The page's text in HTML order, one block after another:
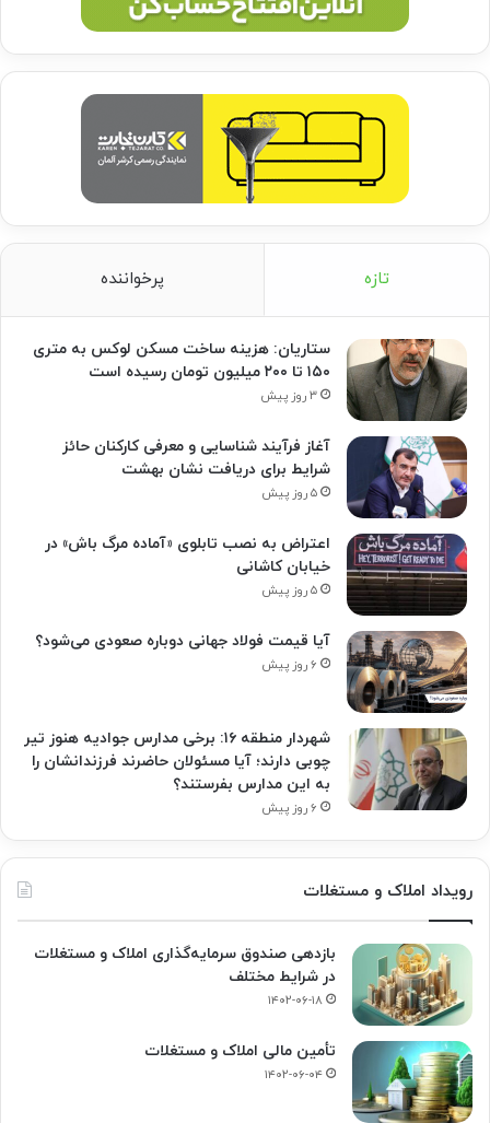
تازه پرخواننده
ستاریان: هزینه ساخت مسکن لوکس به متری
۱۵۰ تا ۲۰۰ میلیون تومان رسیده است
۳ روز پیش
آغاز فرآیند شناسایی و معرفی کارکنان حائز
شرایط برای دریافت نشان بهشت
۵ روز پیش
اعتراض به نصب تابلوی «آماده مرگ باش» در
خیابان کاشانی
۵ روز پیش
آیا قیمت فولاد جهانی دوباره صعودی می‌شود؟
۶ روز پیش
شهردار منطقه ۱۶: برخی مدارس جوادیه هنوز تیر
چوبی دارند؛ آیا مسئولان حاضرند فرزندانشان را
به این مدارس بفرستند؟
۶ روز پیش
رویداد املاک و مستغلات
بازدهی صندوق سرمایه‌گذاری املاک و مستغلات
در شرایط مختلف
۱۴۰۲-۰۶-۱۸
تأمین مالی املاک و مستغلات
۱۴۰۲-۰۶-۰۴